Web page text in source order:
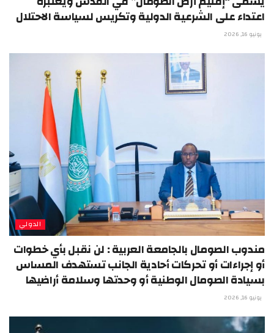
اعتداء على الشرعية الدولية وتكريس لسياسة الاحتلال
يونيو 16, 2026
الدولي
مندوب الصومال بالجامعة العربية : لن نقبل بأي خطوات
أو إجراءات أو تحركات أحادية الجانب تستهدف المساس
بسيادة الصومال الوطنية أو وحدتها وسلامة أراضيها
يونيو 16, 2026